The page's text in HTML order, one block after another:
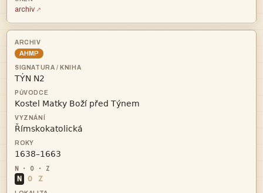
archiv
AHMP




N O Z